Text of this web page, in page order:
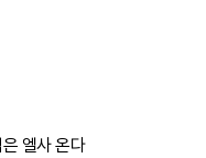
엘사 온다